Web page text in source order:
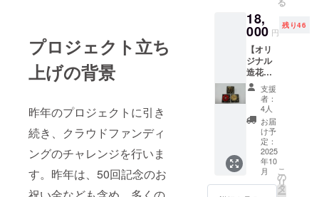
プロジェクト立ち
上げの背景
昨年のプロジェクトに引き
続き、クラウドファンディ
ングのチャレンジを行いま
す。昨年は、50回記念のお
の際、
申込
ページ
の備考
欄に
「金沢
まつり
花火大
会クラ
ウド
ファン
ディン
グ参加
券使用
＋整理
学生以
上の参
定して
いま
す。小
学生以
下のお
子様の
参加に
ついて
は、
メッ
セージ
等でご
んで参
加でき
ます。
参加当
日に横
浜金沢
魅力帳
をお渡
ししま
す。 企
画ガイ
ドへの
申込方
法： ①
金沢ま
つり実
寺での
特別企
画！普
段は行
えない
鐘撞き
もでき
るチャ
ンスが
ありま
す！ 日
時：集
合：9月
27日
（土）
15時30
18,
000 円
残り46
【オリ
ジナル
造花ア
レンジ
メン
ト】 布
地から
ひとつ
ひとつ
丁寧に
手作業
でつく
る造花
支援
者：
4人
お届
け予
定：
2025
年10
月
こ
の
リ
タ
ー